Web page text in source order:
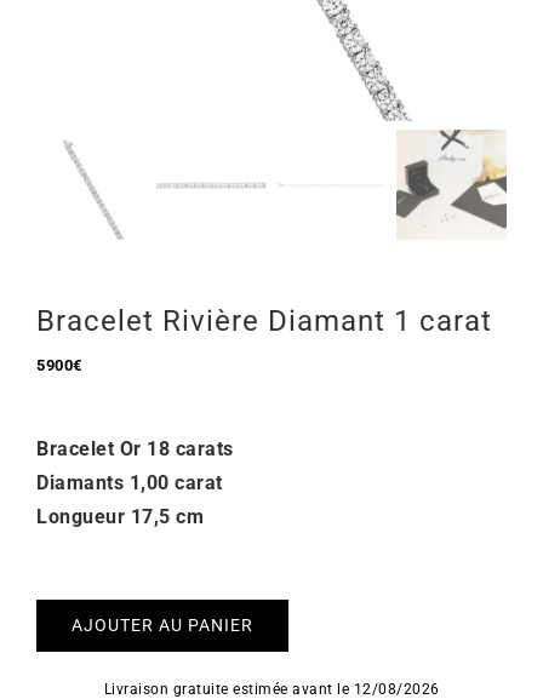
Bracelet Rivière Diamant 1 carat
5900€
Bracelet Or 18 carats
Diamants 1,00 carat
Longueur 17,5 cm
AJOUTER AU PANIER
Livraison gratuite estimée avant le 12/08/2026